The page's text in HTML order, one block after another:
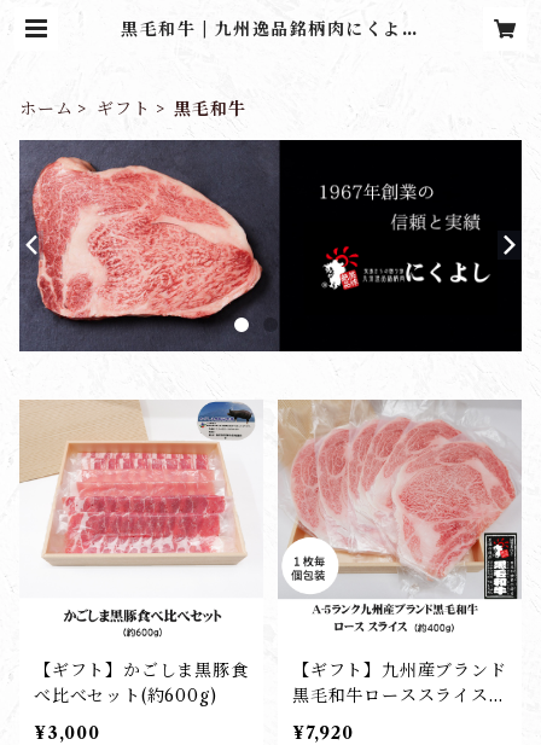
黒毛和牛 | 九州逸品銘柄肉にくよし
ホーム ギフト 黒毛和牛
【ギフト】かごしま黒豚食
べ比べセット(約600g)
¥3,000
【ギフト】九州産ブランド
黒毛和牛ローススライス
(約400g)
¥7,920